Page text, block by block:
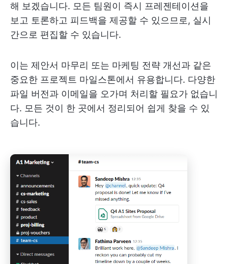
해 보겠습니다. 모든 팀원이 즉시 프레젠테이션을
보고 토론하고 피드백을 제공할 수 있으므로, 실시
간으로 편집할 수 있습니다.
이는 제안서 마무리 또는 마케팅 전략 개선과 같은
중요한 프로젝트 마일스톤에서 유용합니다. 다양한
파일 버전과 이메일을 오가며 처리할 필요가 없습니
다. 모든 것이 한 곳에서 정리되어 쉽게 찾을 수 있
습니다.